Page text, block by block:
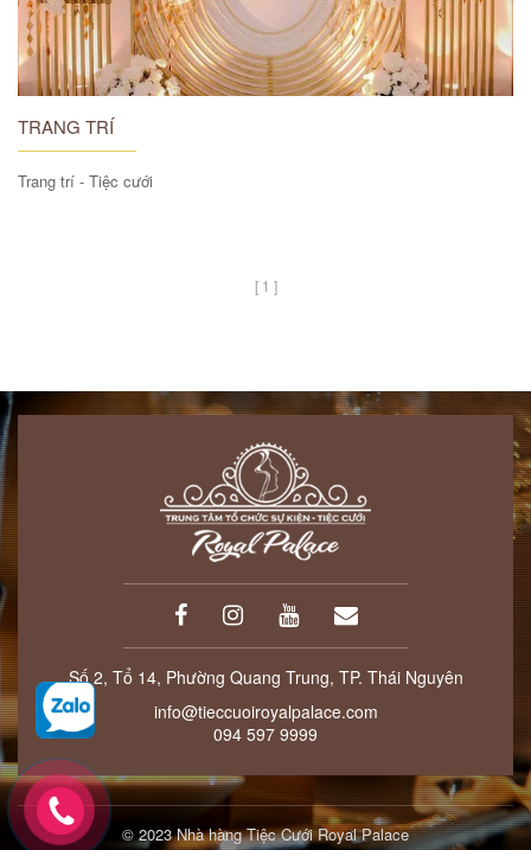
TRANG TRÍ
Trang trí - Tiệc cưới
[ 1 ]
Số 2, Tổ 14, Phường Quang Trung, TP. Thái Nguyên
info@tieccuoiroyalpalace.com
094 597 9999
© 2023 Nhà hàng Tiệc Cưới Royal Palace